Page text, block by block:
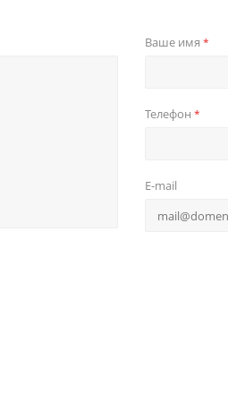
Ваше имя*
Телефон*
E-mail